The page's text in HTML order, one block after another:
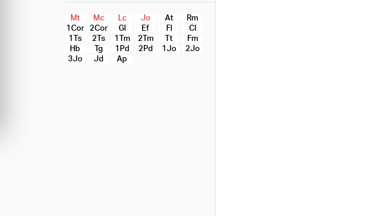
Mt Mc Lc Jo At
Rm
1Cor
2Cor Gl Ef Fl
Cl
1Ts
2Ts 1Tm 2Tm Tt
Fm
Hb
Tg 1Pd 2Pd 1Jo
2Jo
3Jo
Jd Ap